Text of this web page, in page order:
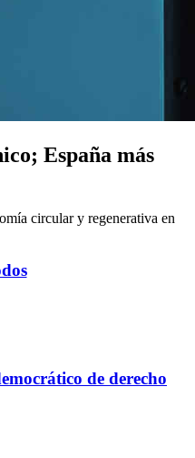
España más
circular y regenerativa en
de derecho